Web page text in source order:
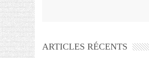
ARTICLES RÉCENTS